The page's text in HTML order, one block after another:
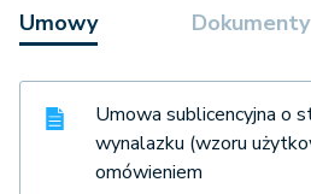
Umowy Dokumenty
Umowa sublicencyjna o
wynalazku (wzoru
omówieniem